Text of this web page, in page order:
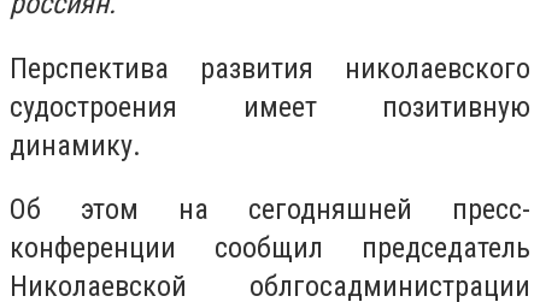
Перспектива развития николаевского
судостроения имеет позитивную
динамику.
Об этом на сегодняшней пресс-
конференции сообщил председатель
Николаевской облгосадминистрации